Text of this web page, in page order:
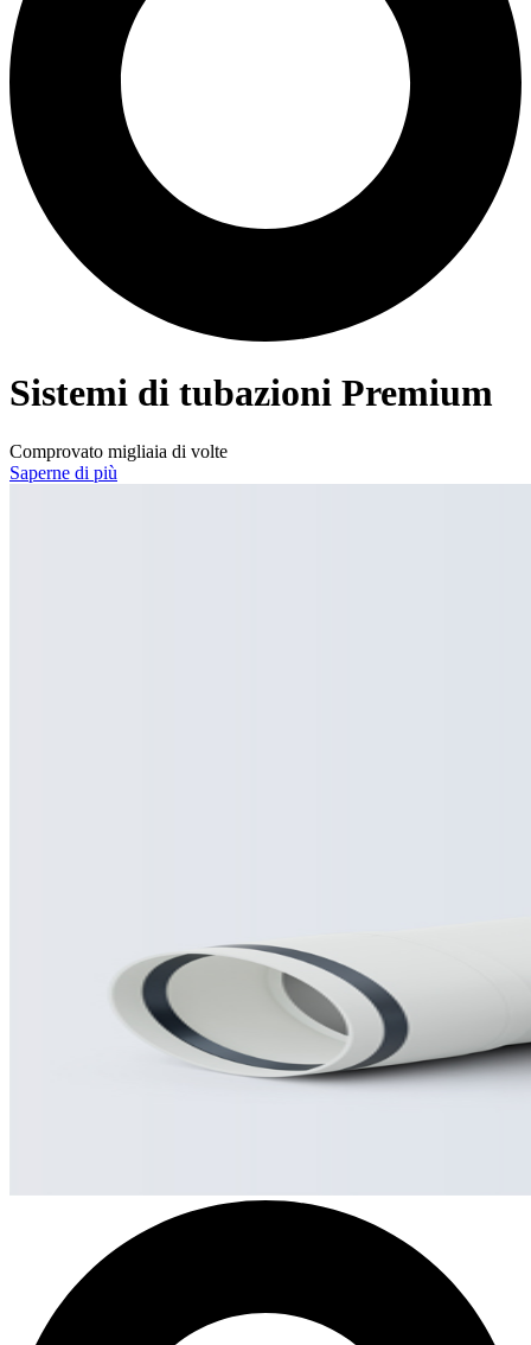
Sistemi di tubazioni Premium
Comprovato migliaia di volte
Saperne di più